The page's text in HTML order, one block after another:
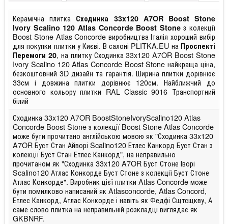
Керамічна плитка Сходинка 33x120 A7OR Boost Stone
Ivory Scalino 120 Atlas Concorde Boost Stoneз колекції
Boost Stone Atlas Concorde виробництва Італія хороший вибір
для покупки плитки у Києві. В салоні PLITKA.EU на Проспекті
Перемоги 20, на плитку Сходинка 33x120 A7OR Boost Stone
Ivory Scalino 120 Atlas Concorde Boost Stone найкраща ціна,
безкоштовний 3D дизайн та гарантія. Ширина плитки дорівнює
33см і довжина плитки дорівнює 120см. Найближчий до
основного кольору плитки RAL Classic 9016 Транспортний
білий
Сходинка 33x120 A7OR BoostStoneIvoryScalino120 Atlas
Concorde Boost Stone з колекції Boost Stone Atlas Concorde
може бути прочитано англійською мовою як "Сходинка 33x120
A7OR Буст Стан Айворі Scalino120 Етлес Канкорд Буст Стан з
колекції Буст Стан Етлес Канкорд", на неправильно
прочитаном як "Сходинка 33x120 A7OR Буст Стоне Іворі
Scalino120 Атлас Конкорде Буст Стоне з колекції Буст Стоне
Атлас Конкорде". Виробник цієї плитки Atlas Concorde може
бути помилково написаний як Atlasconcorde, Atlas Concord,
Етлес Канкорд, Атлас Конкорде і навіть як Федфі Сщтсщкву, А
саме слово плитка на неправильній розкладці виглядає як
GKBNRF.